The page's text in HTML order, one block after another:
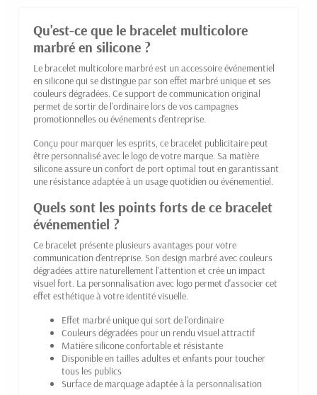
Qu'est-ce que le bracelet multicolore
marbré en silicone ?
Le bracelet multicolore marbré est un accessoire événementiel
en silicone qui se distingue par son effet marbré unique et ses
couleurs dégradées. Ce support de communication original
permet de sortir de l'ordinaire lors de vos campagnes
promotionnelles ou événements d'entreprise.
Conçu pour marquer les esprits, ce bracelet publicitaire peut
être personnalisé avec le logo de votre marque. Sa matière
silicone assure un confort de port optimal tout en garantissant
une résistance adaptée à un usage quotidien ou événementiel.
Quels sont les points forts de ce bracelet
événementiel ?
Ce bracelet présente plusieurs avantages pour votre
communication d'entreprise. Son design marbré avec couleurs
dégradées attire naturellement l'attention et crée un impact
visuel fort. La personnalisation avec logo permet d'associer cet
effet esthétique à votre identité visuelle.
Effet marbré unique qui sort de l'ordinaire
Couleurs dégradées pour un rendu visuel attractif
Matière silicone confortable et résistante
Disponible en tailles adultes et enfants pour toucher
tous les publics
Surface de marquage adaptée à la personnalisation